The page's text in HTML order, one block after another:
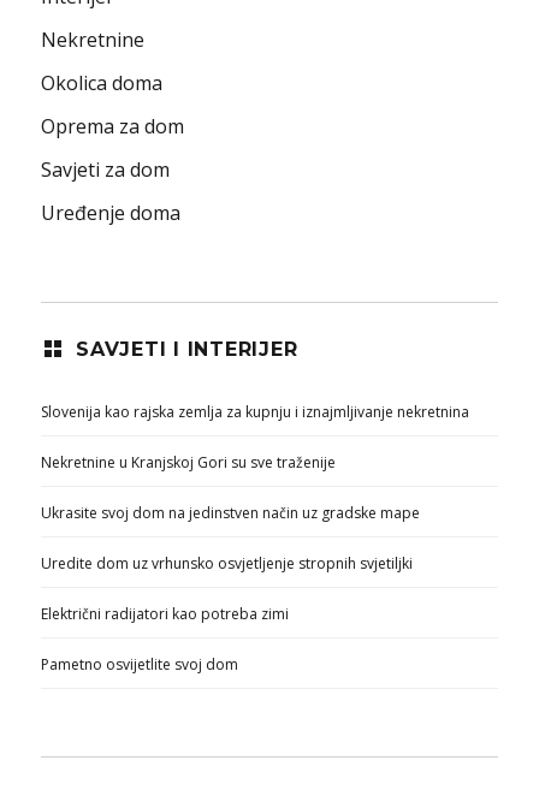
Nekretnine
Okolica doma
Oprema za dom
Savjeti za dom
Uređenje doma
SAVJETI I INTERIJER
Slovenija kao rajska zemlja za kupnju i iznajmljivanje nekretnina
Nekretnine u Kranjskoj Gori su sve traženije
Ukrasite svoj dom na jedinstven način uz gradske mape
Uredite dom uz vrhunsko osvjetljenje stropnih svjetiljki
Električni radijatori kao potreba zimi
Pametno osvijetlite svoj dom